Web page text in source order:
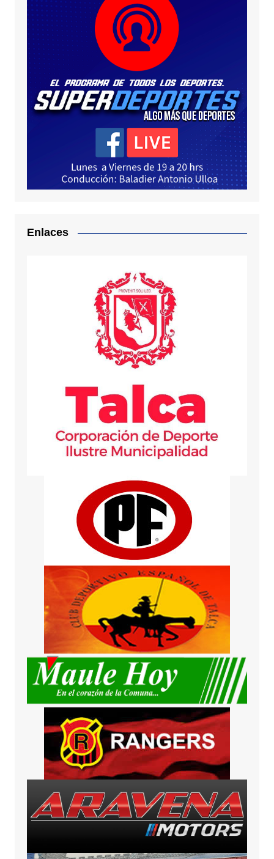
Enlaces